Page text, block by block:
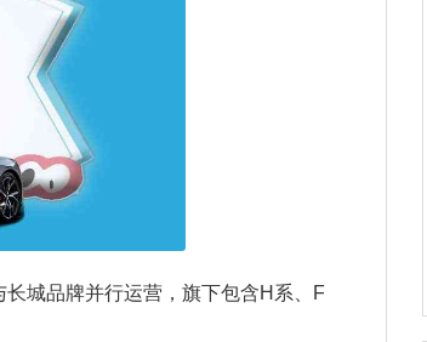
城品牌并行运营，旗下包含H系、F